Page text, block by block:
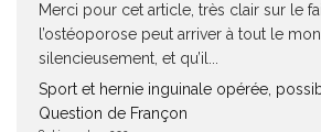
Merci pour cet article, très clair sur le
l’ostéoporose peut arriver à tout le
silencieusement, et qu’il...
Sport et hernie inguinale opérée,
Question de Françon